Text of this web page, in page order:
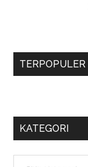
TERPOPULER
KATEGORI